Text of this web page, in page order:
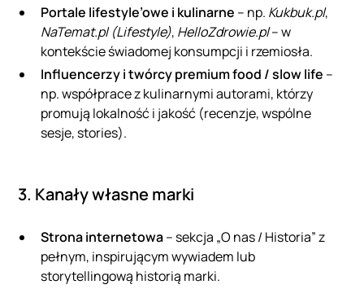
Portale lifestyle’owe i kulinarne – np. Kukbuk.pl,
NaTemat.pl (Lifestyle), HelloZdrowie.pl– w
kontekście świadomej konsumpcji i rzemiosła.
Influencerzy i twórcy premium food / slow life –
np. współprace z kulinarnymi autorami, którzy
promują lokalność i jakość (recenzje, wspólne
sesje, stories).
3. Kanały własne marki
Strona internetowa– sekcja „O nas / Historia” z
pełnym, inspirującym wywiadem lub
storytellingową historią marki.